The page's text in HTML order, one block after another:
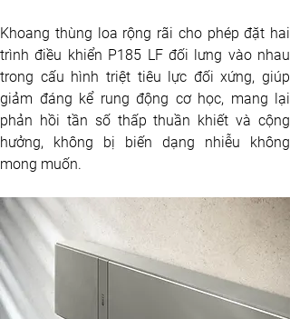
Khoang thùng loa rộng rãi cho phép đặt hai
trình điều khiển P185 LF đối lưng vào nhau
trong cấu hình triệt tiêu lực đối xứng, giúp
giảm đáng kể rung động cơ học, mang lại
phản hồi tần số thấp thuần khiết và cộng
hưởng, không bị biến dạng nhiễu không
mong muốn.